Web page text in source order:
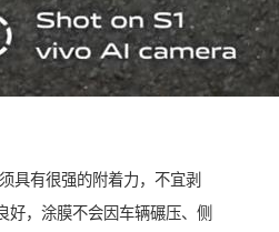
具有很强的附着力，不宜剥
好，涂膜不会因车辆碾压、侧